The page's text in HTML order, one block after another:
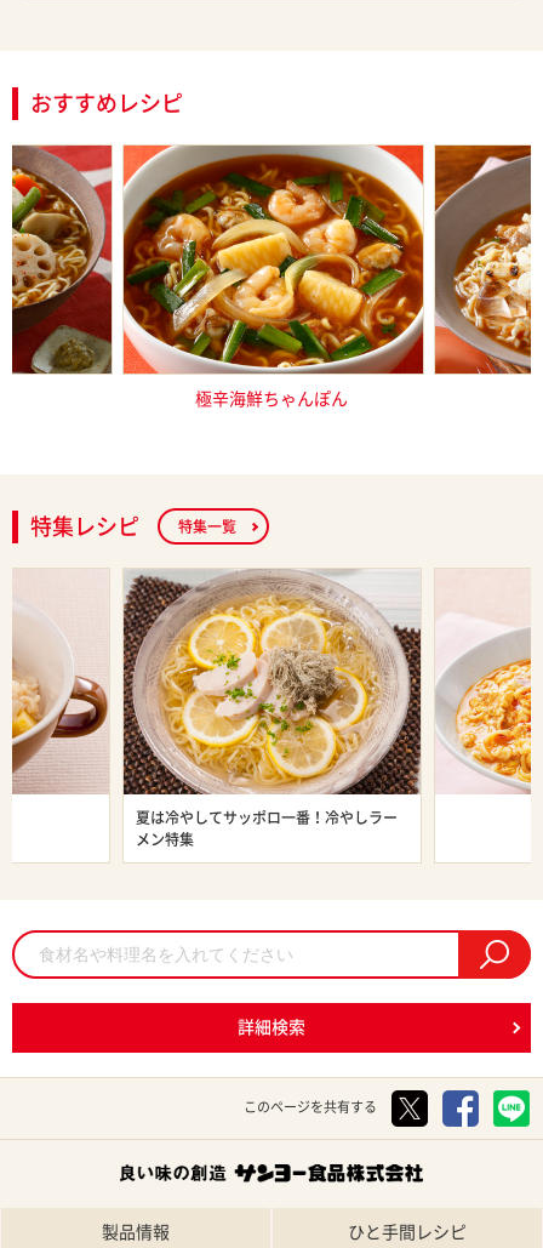
おすすめレシピ
極辛海鮮ちゃんぽん
特集レシピ 特集一覧
夏は冷やしてサッポロ一番！冷やしラー
メン特集
詳細検索
このページを共有する
製品情報 ひと手間レシピ